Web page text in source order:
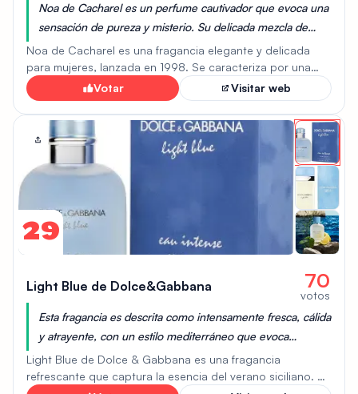
Noa de Cacharel es un perfume cautivador que evoca una
sensación de pureza y misterio. Su delicada mezcla de
almizcle blanco, peonía y café crea una estela suave pero
distintiva, ideal para la mujer que busca una fragancia
sutilmente seductora y etérea.
Noa de Cacharel es una fragancia elegante y delicada
para mujeres, lanzada en 1998. Se caracteriza por una
armoniosa mezcla de notas florales, almizcladas y
amaderadas, creando un aroma suave y reconfortante.
Las notas clave suelen incluir almizcle blanco, peonía,
fresia y notas verdes, a veces complementadas con
toques de café, melocotón y ciruela. Este perfume es
conocido por su carácter limpio, sutil y sofisticado, lo que
lo hace adecuado para el uso diario. Su estela suave y
longevidad moderada contribuyen a su reputación como
un aroma versátil y acogedor.
Votar Visitar web
29
Light Blue de Dolce&Gabbana 70
votos
Esta fragancia es descrita como intensamente fresca, cálida
y atrayente, con un estilo mediterráneo que evoca
sensualidad y momentos tiernos, lo que la hace ideal para
un perfume seductor.
Light Blue de Dolce & Gabbana es una fragancia
refrescante que captura la esencia del verano siciliano. Se